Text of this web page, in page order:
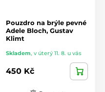
Pouzdro na brýle pevné
Adele Bloch, Gustav
Klimt
Skladem, v úterý 11. 8. u vás
450 Kč